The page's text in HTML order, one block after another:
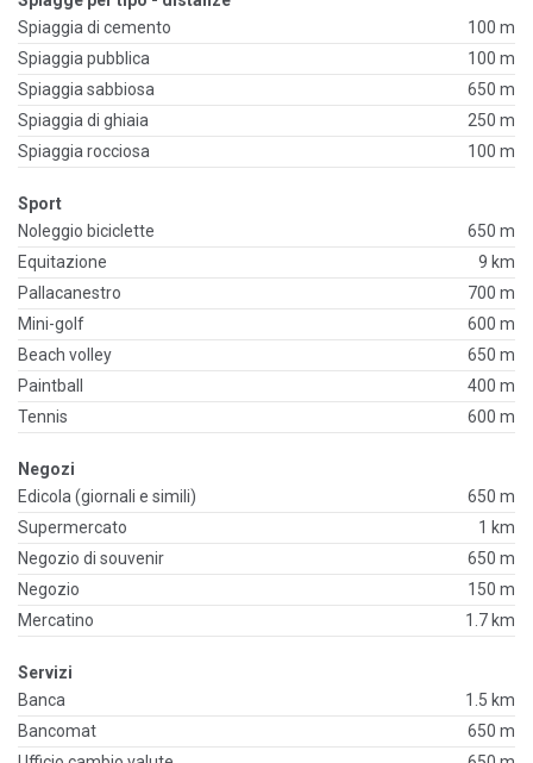
Spiaggia di cemento
100 m
Spiaggia pubblica
100 m
Spiaggia sabbiosa
650 m
Spiaggia di ghiaia
250 m
Spiaggia rocciosa
100 m
Sport
Noleggio biciclette
650 m
Equitazione
9 km
Pallacanestro
700 m
Mini-golf
600 m
Beach volley
650 m
Paintball
400 m
Tennis
600 m
Negozi
Edicola (giornali e simili)
650 m
Supermercato
1 km
Negozio di souvenir
650 m
Negozio
150 m
Mercatino
1.7 km
Servizi
Banca
1.5 km
Bancomat
650 m